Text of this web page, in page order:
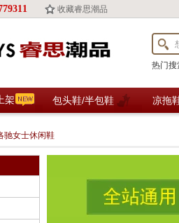
收藏睿思潮品
热门搜
架 包头鞋/半包鞋 凉拖
驰女士休闲鞋